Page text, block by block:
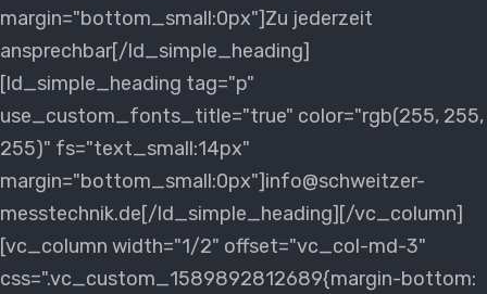
margin="bottom_small:0px"]Zu jederzeit
ansprechbar[/ld_simple_heading]
[ld_simple_heading tag="p"
use_custom_fonts_title="true" color="rgb(255, 255,
255)" fs="text_small:14px"
margin="bottom_small:0px"]info@schweitzer-
messtechnik.de[/ld_simple_heading][/vc_column]
[vc_column width="1/2" offset="vc_col-md-3"
css=".vc_custom_1589892812689{margin-bottom: